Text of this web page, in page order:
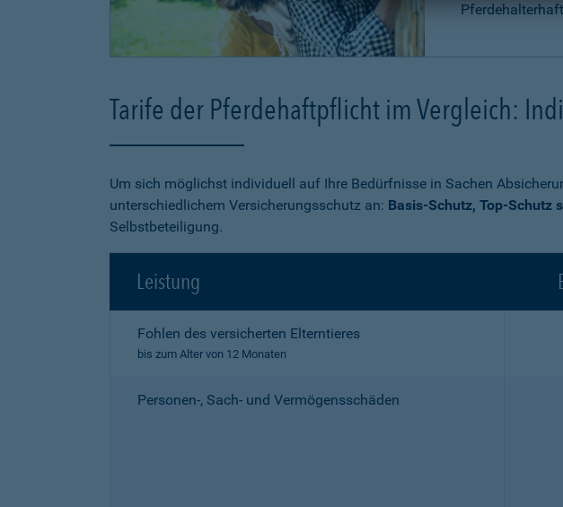
Tarife der Pferdehaftpflicht im Vergleich:
Um sich möglichst individuell auf Ihre Bedürfnisse in Sachen
unterschiedlichem Versicherungsschutz an: Basis-Schutz, Top-Schutz
Selbstbeteiligung.
Leistung
Fohlen des versicherten Elterntieres
bis zum Alter von 12 Monaten
Personen-, Sach- und Vermögensschäden